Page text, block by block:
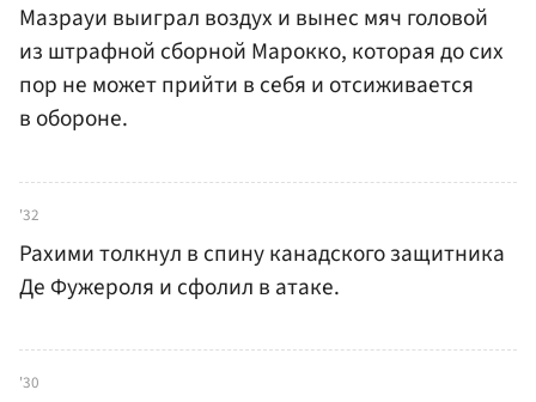
Мазрауи выиграл воздух и вынес мяч головой
из штрафной сборной Марокко, которая до сих
пор не может прийти в себя и отсиживается
в обороне.
'32
Рахими толкнул в спину канадского защитника
Де Фужероля и сфолил в атаке.
'30